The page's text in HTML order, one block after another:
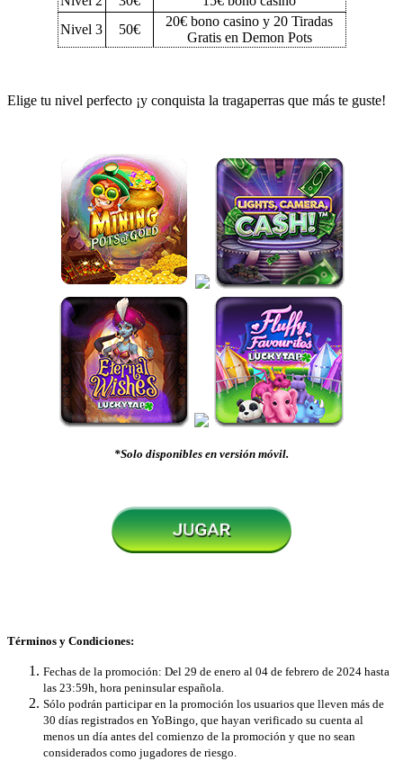
Nivel 3
50€
20€ bono casino y 20 Tiradas
Gratis en Demon Pots
Elige tu nivel perfecto ¡y conquista la tragaperras que más te guste!
*Solo disponibles en versión móvil.
Términos y Condiciones:
Fechas de la promoción: Del 29 de enero al 04 de febrero de 2024 hasta
las 23:59h, hora peninsular española.
Sólo podrán participar en la promoción los usuarios que lleven más de
30 días registrados en YoBingo, que hayan verificado su cuenta al
menos un día antes del comienzo de la promoción y que no sean
considerados como jugadores de riesgo.